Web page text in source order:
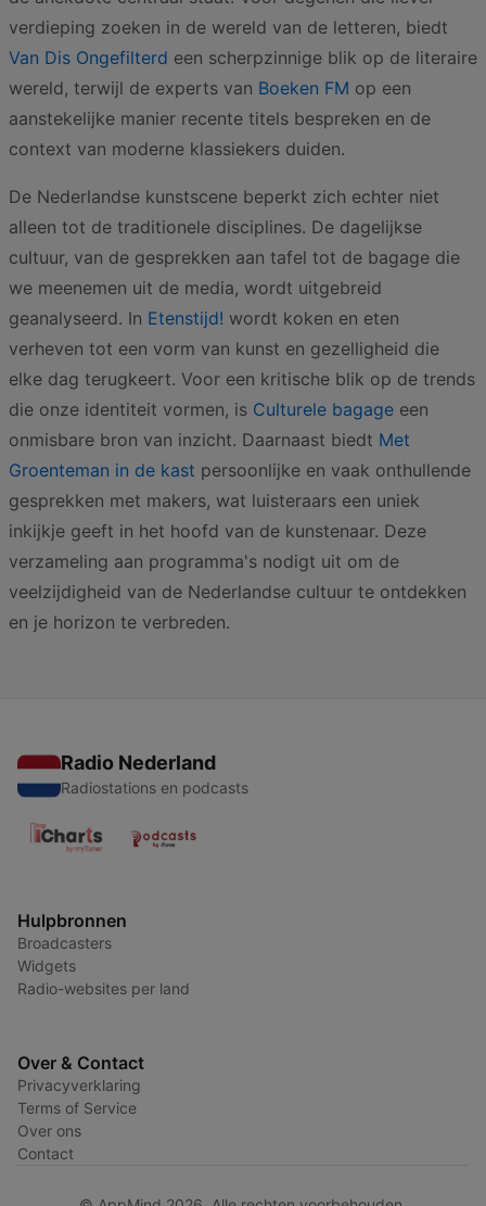
verdieping zoeken in de wereld van de letteren, biedt
Van Dis Ongefilterd een scherpzinnige blik op de literaire
wereld, terwijl de experts van Boeken FM op een
aanstekelijke manier recente titels bespreken en de
context van moderne klassiekers duiden.
De Nederlandse kunstscene beperkt zich echter niet
alleen tot de traditionele disciplines. De dagelijkse
cultuur, van de gesprekken aan tafel tot de bagage die
we meenemen uit de media, wordt uitgebreid
geanalyseerd. In Etenstijd! wordt koken en eten
verheven tot een vorm van kunst en gezelligheid die
elke dag terugkeert. Voor een kritische blik op de trends
die onze identiteit vormen, is Culturele bagage een
onmisbare bron van inzicht. Daarnaast biedt Met
Groenteman in de kast persoonlijke en vaak onthullende
gesprekken met makers, wat luisteraars een uniek
inkijkje geeft in het hoofd van de kunstenaar. Deze
verzameling aan programma's nodigt uit om de
veelzijdigheid van de Nederlandse cultuur te ontdekken
en je horizon te verbreden.
Radio Nederland
Radiostations en podcasts
Hulpbronnen
Broadcasters
Widgets
Radio-websites per land
Over & Contact
Privacyverklaring
Terms of Service
Over ons
Contact